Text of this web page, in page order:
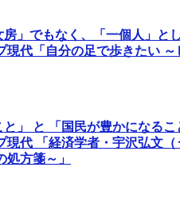
房」でもなく、「一個人」と
現代「自分の足で歩きたい ～
と」 と 「国民が豊かになる
現代 「経済学者・宇沢弘文
方箋～」